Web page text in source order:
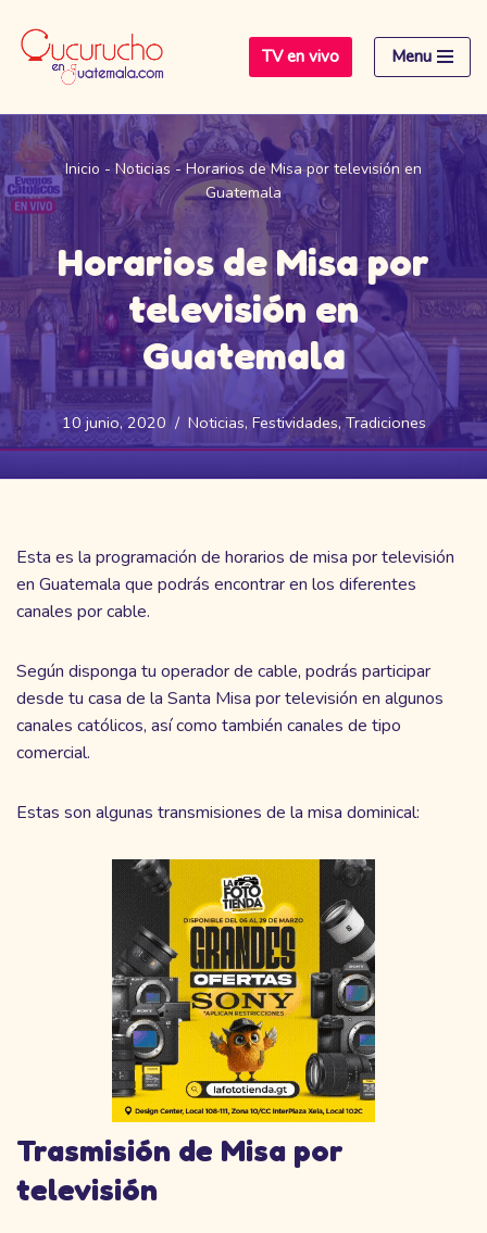
Saltar
contenido
TV en vivo Menu
Inicio - Noticias -Horarios de Misa por televisión en
Guatemala
Horarios de Misa por
televisión en
Guatemala
10 junio, 2020 Noticias, Festividades, Tradiciones
Esta es la programación de horarios de misa por televisión
en Guatemala que podrás encontrar en los diferentes
canales por cable.
Según disponga tu operador de cable, podrás participar
desde tu casa de la Santa Misa por televisión en algunos
canales católicos, así como también canales de tipo
comercial.
Estas son algunas transmisiones de la misa dominical:
Trasmisión de Misa por
televisión